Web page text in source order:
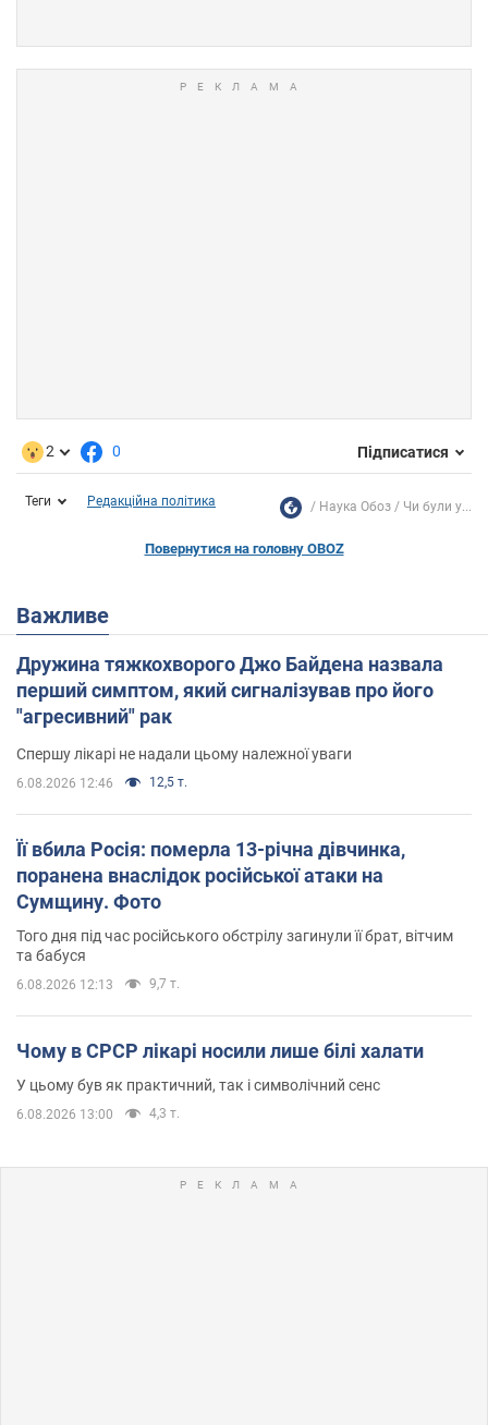
2 0 Підписатися
Теги Редакційна політика Наука Обоз Чи були у...
Повернутися на головну OBOZ
Важливе
Дружина тяжкохворого Джо Байдена назвала
перший симптом, який сигналізував про його
"агресивний" рак
Спершу лікарі не надали цьому належної уваги
6.08.2026 12:46 12,5 т.
Її вбила Росія: померла 13-річна дівчинка,
поранена внаслідок російської атаки на
Сумщину. Фото
Того дня під час російського обстрілу загинули її брат, вітчим
та бабуся
6.08.2026 12:13 9,7 т.
Чому в СРСР лікарі носили лише білі халати
У цьому був як практичний, так і символічний сенс
6.08.2026 13:00 4,3 т.